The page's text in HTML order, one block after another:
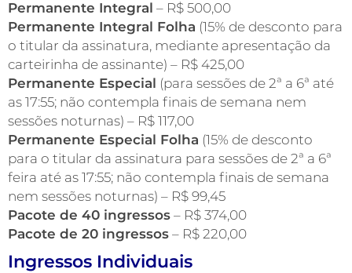
Permanente Integral – R$ 500,00
Permanente Integral Folha (15% de desconto para
o titular da assinatura, mediante apresentação da
carteirinha de assinante) – R$ 425,00
Permanente Especial (para sessões de 2ª a 6ª até
as 17:55; não contempla finais de semana nem
sessões noturnas) – R$ 117,00
Permanente Especial Folha (15% de desconto
para o titular da assinatura para sessões de 2ª a 6ª
feira até as 17:55; não contempla finais de semana
nem sessões noturnas) – R$ 99,45
Pacote de 40 ingressos – R$ 374,00
Pacote de 20 ingressos – R$ 220,00
Ingressos Individuais